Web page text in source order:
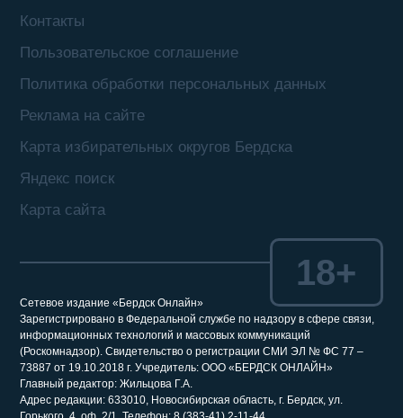
Контакты
Пользовательское соглашение
Политика обработки персональных данных
Реклама на сайте
Карта избирательных округов Бердска
Яндекс поиск
Карта сайта
Сетевое издание «Бердск Онлайн»
Зарегистрировано в Федеральной службе по надзору в сфере связи,
информационных технологий и массовых коммуникаций
(Роскомнадзор). Свидетельство о регистрации СМИ ЭЛ № ФС 77 –
73887 от 19.10.2018 г. Учредитель: ООО «БЕРДСК ОНЛАЙН»
Главный редактор: Жильцова Г.А.
Адрес редакции: 633010, Новосибирская область, г. Бердск, ул.
18+